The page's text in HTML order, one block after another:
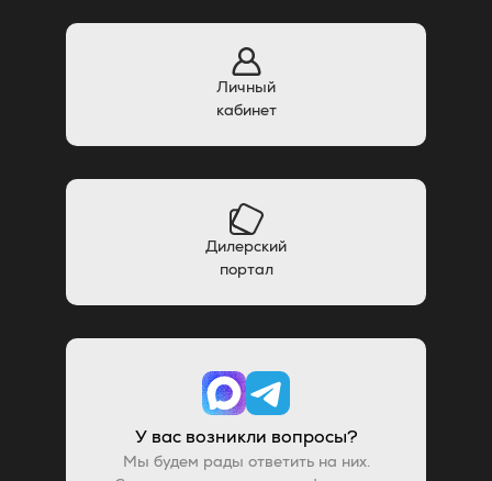
Личный
кабинет
Дилерский
портал
У вас возникли вопросы?
Мы будем рады ответить на них.